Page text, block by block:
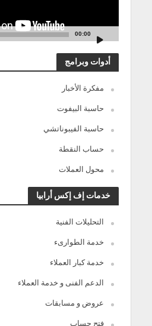
00:00
أدوات وبرامج
مفكرة الأخبار
حاسبة البيفوت
حاسبة الفيبوناتشي
حساب النقطة
محول العملات
خدمات إف إكس أرابيا
التحليلات الفنية
خدمة الطوارىء
خدمة كبار العملاء
الدعم الفنى و خدمة العملاء
عروض و مسابقات
فتح حساب